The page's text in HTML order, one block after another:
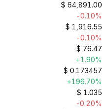
$ 64,891.00
-0.10%
$ 1,916.55
-0.10%
$ 76.47
+1.90%
$ 0.173457
+196.70%
$ 1.035
-0.20%